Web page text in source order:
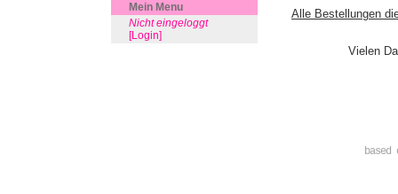
Alle Bestellungen
Vielen
Mein Menu
Nicht eingeloggt
[Login]